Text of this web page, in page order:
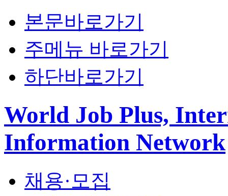
본문바로가기
주메뉴 바로가기
하단바로가기
World Job Plus,
Information Network
채용·모집